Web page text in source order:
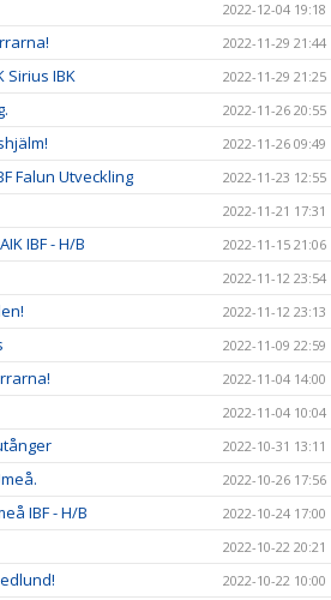
2022-12-04 19:18
2022-11-29 21:44
Sirius IBK 2022-11-29 21:25
2022-11-26 20:55
2022-11-26 09:49
Falun Utveckling 2022-11-23 12:55
2022-11-21 17:31
IBF - H/B 2022-11-15 21:06
2022-11-12 23:54
2022-11-12 23:13
2022-11-09 22:59
2022-11-04 14:00
2022-11-04 10:04
2022-10-31 13:11
2022-10-26 17:56
IBF - H/B 2022-10-24 17:00
2022-10-22 20:21
2022-10-22 10:00